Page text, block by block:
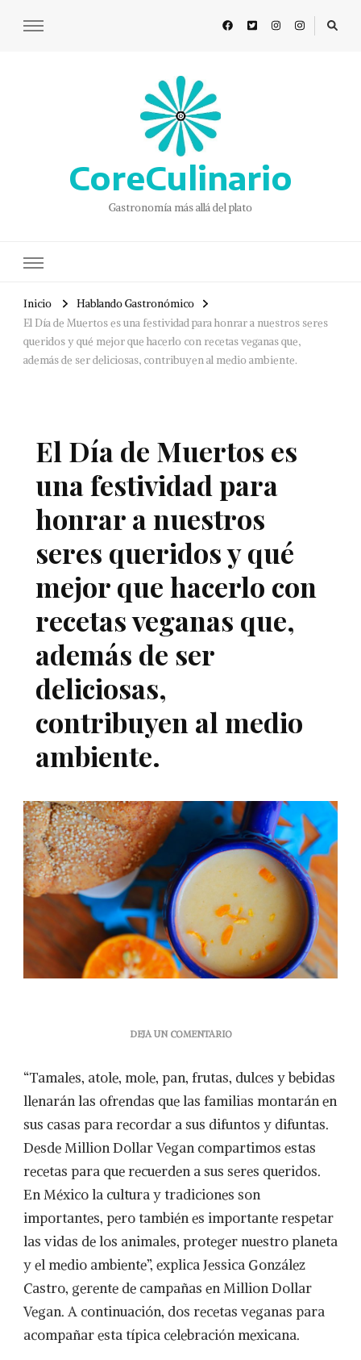
CoreCulinario
Gastronomía más allá del plato
Inicio
Hablando Gastronómico
El Día de Muertos es una festividad para honrar a nuestros seres
queridos y qué mejor que hacerlo con recetas veganas que,
además de ser deliciosas, contribuyen al medio ambiente.
El Día de Muertos es
una festividad para
honrar a nuestros
seres queridos y qué
mejor que hacerlo con
recetas veganas que,
además de ser
deliciosas,
contribuyen al medio
ambiente.
DEJA UN COMENTARIOEN
DE
MUERTOS
UNA
FESTIVIDAD
PARA
HONRAR
NUESTROS
SERES
Y
QUÉ
QUE
HACERLO
RECETAS
“Tamales, atole, mole, pan, frutas, dulces y bebidas
llenarán las ofrendas que las familias montarán en
sus casas para recordar a sus difuntos y difuntas.
Desde Million Dollar Vegan compartimos estas
recetas para que recuerden a sus seres queridos.
En México la cultura y tradiciones son
importantes, pero también es importante respetar
las vidas de los animales, proteger nuestro planeta
y el medio ambiente”, explica Jessica González
Castro, gerente de campañas en Million Dollar
Vegan. A continuación, dos recetas veganas para
acompañar esta típica celebración mexicana.